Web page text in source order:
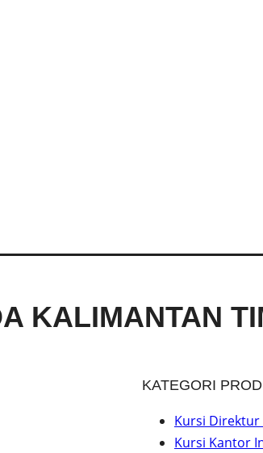
KALIMANTAN
KATEGORI
Kursi Direktur
Kursi Kantor